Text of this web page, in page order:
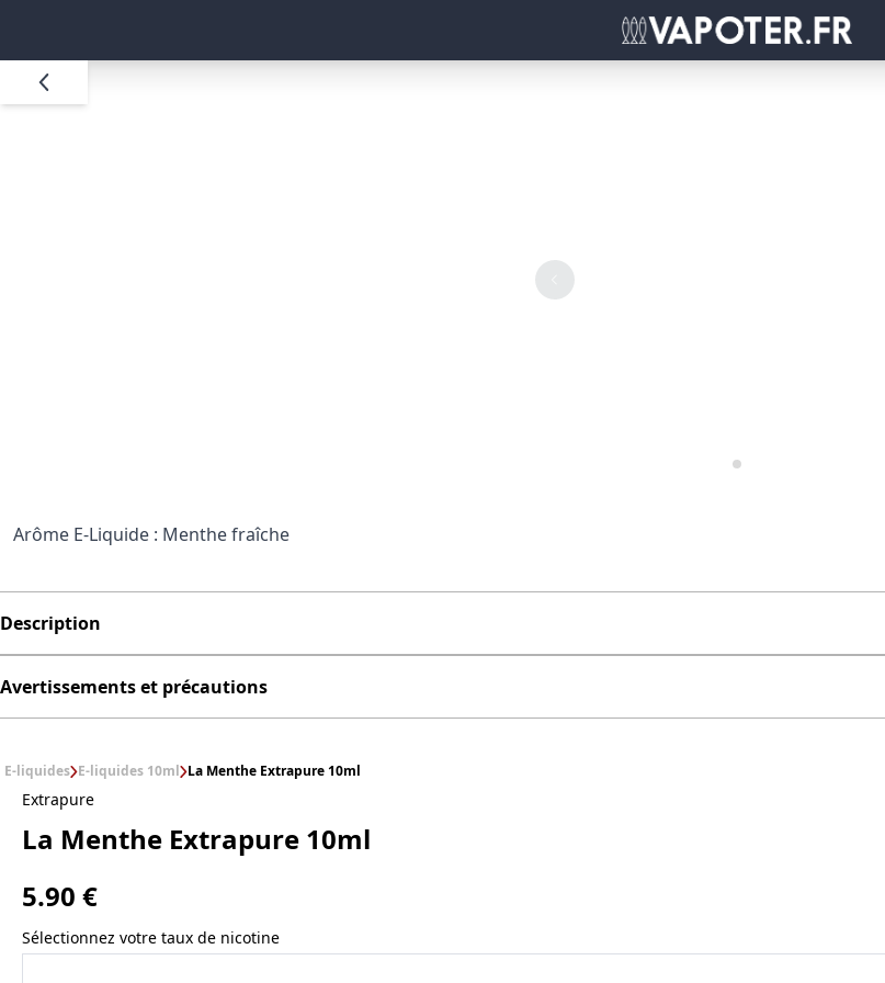
Arôme E-Liquide : Menthe fraîche
Description
Avertissements et précautions
E-liquides E-liquides 10ml La Menthe Extrapure 10ml
Extrapure
La Menthe Extrapure 10ml
5.90 €
Sélectionnez votre taux de nicotine